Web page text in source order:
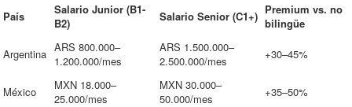
País
Salario Junior (B1-
B2)
Salario Senior (C1+) Premium vs. no
bilingüe
Argentina ARS 800.000–
1.200.000/mes
ARS 1.500.000–
2.500.000/mes
+30–45%
México
MXN 18.000–
25.000/mes
MXN 30.000–
50.000/mes
+35–50%